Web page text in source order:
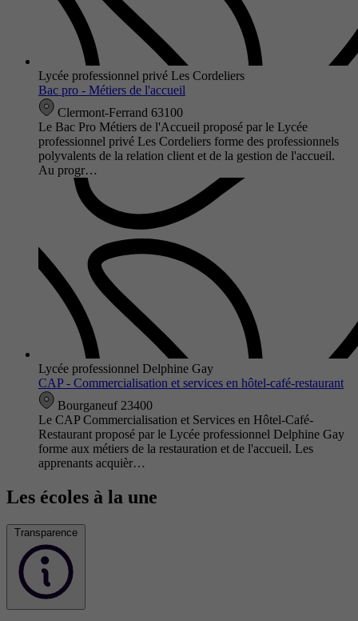
Lycée professionnel privé Les Cordeliers
Bac pro - Métiers de l'accueil
Clermont-Ferrand 63100
Le Bac Pro Métiers de l'Accueil proposé par le Lycée
professionnel privé Les Cordeliers forme des professionnels
polyvalents de la relation client et de la gestion de l'accueil.
Au progr…
Lycée professionnel Delphine Gay
CAP - Commercialisation et services en hôtel-café-restaurant
Bourganeuf 23400
Le CAP Commercialisation et Services en Hôtel-Café-
Restaurant proposé par le Lycée professionnel Delphine Gay
forme aux métiers de la restauration et de l'accueil. Les
apprenants acquièr…
Les écoles à la une
Transparence